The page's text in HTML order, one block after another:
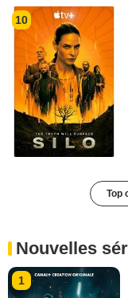
10
Top
Nouvelles
1